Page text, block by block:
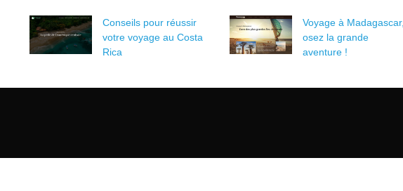
Conseils pour réussir
votre voyage au Costa
Rica
Voyage à Madagascar,
osez la grande
aventure !